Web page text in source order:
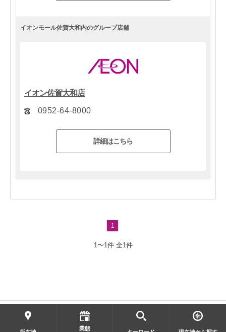
イオンモール佐賀大和内のグループ店舗
イオン佐賀大和店
0952-64-8000
詳細はこちら
1
1〜1件全1件
業態